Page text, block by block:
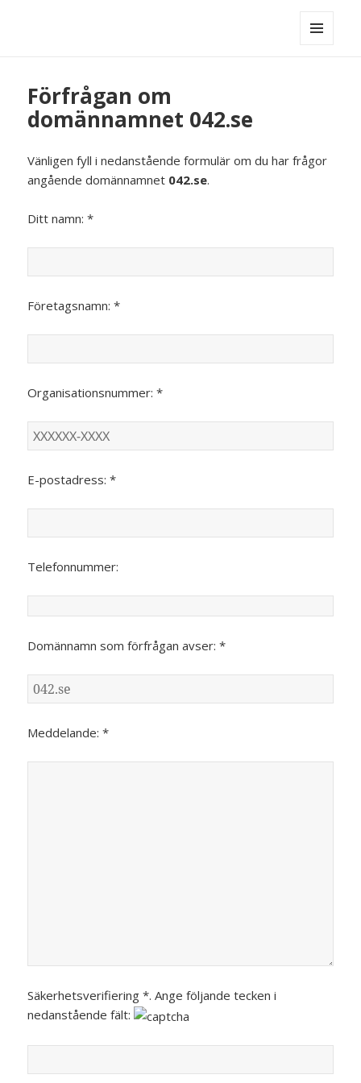
Förfrågan om
domännamnet 042.se
Vänligen fyll i nedanstående formulär om du har frågor
angående domännamnet 042.se.
Ditt namn: *
Företagsnamn: *
Organisationsnummer: *
E-postadress: *
Telefonnummer:
Domännamn som förfrågan avser: *
Meddelande: *
Säkerhetsverifiering *. Ange följande tecken i
nedanstående fält: